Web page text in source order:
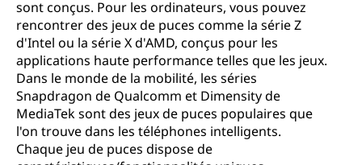
sont conçus. Pour les ordinateurs, vous pouvez
rencontrer des jeux de puces comme la série Z
d'Intel ou la série X d'AMD, conçus pour les
applications haute performance telles que les jeux.
Dans le monde de la mobilité, les séries
Snapdragon de Qualcomm et Dimensity de
MediaTek sont des jeux de puces populaires que
l'on trouve dans les téléphones intelligents.
Chaque jeu de puces dispose de